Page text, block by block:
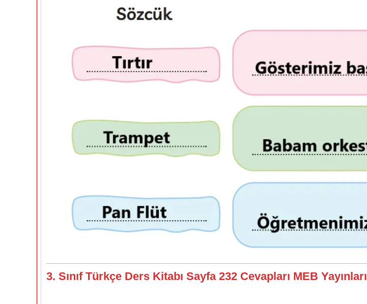
3. Sınıf Türkçe Ders Kitabı Sayfa 232 Cevapları MEB Yayınları